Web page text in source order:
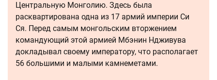
Центральную Монголию. Здесь была
расквартирована одна из 17 армий империи Си
Ся. Перед самым монгольским вторжением
командующий этой армией Мбэнин Ндживува
докладывал своему императору, что располагает
56 большими и малыми камнеметами.